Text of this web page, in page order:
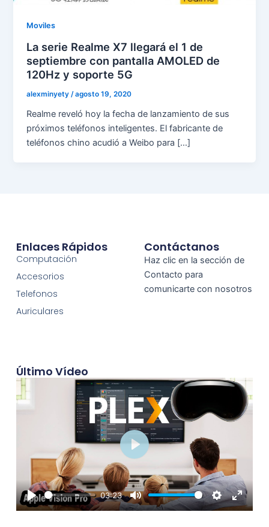
Moviles
La serie Realme X7 llegará el 1 de
septiembre con pantalla AMOLED de
120Hz y soporte 5G
alexminyety /agosto 19, 2020
Realme reveló hoy la fecha de lanzamiento de sus
próximos teléfonos inteligentes. El fabricante de
teléfonos chino acudió a Weibo para […]
Enlaces Rápidos
Computación
Accesorios
Telefonos
Auriculares
Contáctanos
Haz clic en la sección de
Contacto para
comunicarte con nosotros
Último Vídeo
Play
03:23
Mute Settings
Enter
Play